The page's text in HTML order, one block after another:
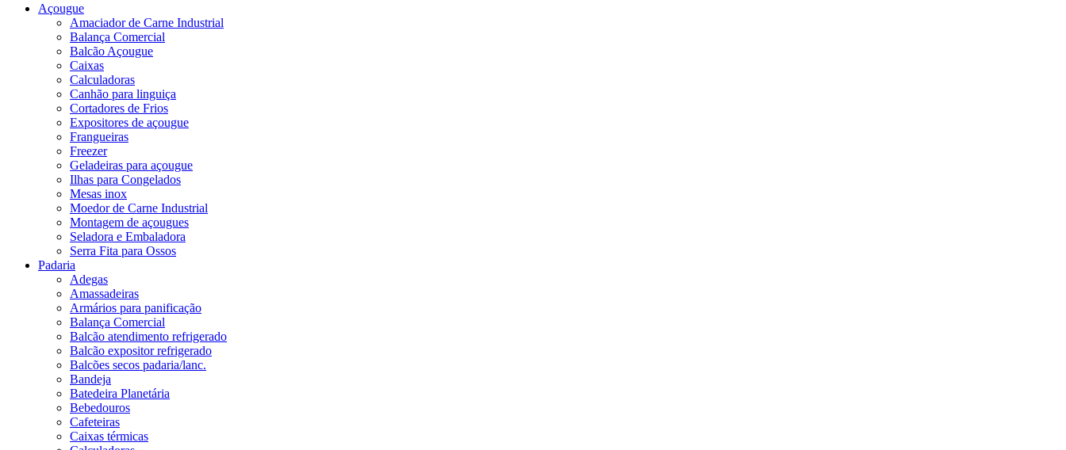
Açougue
Amaciador de Carne Industrial
Balança Comercial
Balcão Açougue
Caixas
Calculadoras
Canhão para linguiça
Cortadores de Frios
Expositores de açougue
Frangueiras
Freezer
Geladeiras para açougue
Ilhas para Congelados
Mesas inox
Moedor de Carne Industrial
Montagem de açougues
Seladora e Embaladora
Serra Fita para Ossos
Padaria
Adegas
Amassadeiras
Armários para panificação
Balança Comercial
Balcão atendimento refrigerado
Balcão expositor refrigerado
Balcões secos padaria/lanc.
Bandeja
Batedeira Planetária
Bebedouros
Cafeteiras
Caixas térmicas